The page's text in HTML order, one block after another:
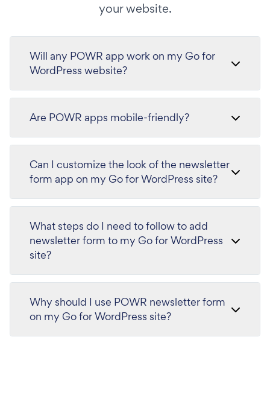
your website.
Will any POWR app work on my Go for
WordPress website?
Are POWR apps mobile-friendly?
Can I customize the look of the newsletter
form app on my Go for WordPress site?
What steps do I need to follow to add
newsletter form to my Go for WordPress
site?
Why should I use POWR newsletter form
on my Go for WordPress site?